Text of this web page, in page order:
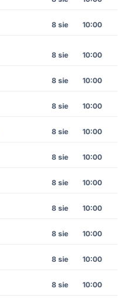
8 sie 10:00
8 sie 10:00
8 sie 10:00
8 sie 10:00
8 sie 10:00
8 sie 10:00
8 sie 10:00
8 sie 10:00
8 sie 10:00
8 sie 10:00
8 sie 10:00